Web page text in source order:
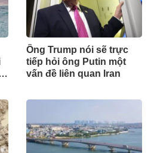
Ông Trump nói sẽ trực
tiếp hỏi ông Putin một
vấn đề liên quan Iran